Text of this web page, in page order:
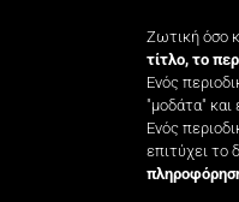
Ζωτική όσο
τίτλο, το
Ενός
"μοδάτα" και
Ενός
επιτύχει το